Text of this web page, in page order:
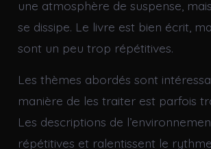
une atmosphère de suspense,
se dissipe. Le livre est bien écrit,
sont un peu trop répétitives.
Les thèmes abordés sont
manière de les traiter est parfois
Les descriptions de
répétitives et ralentissent le